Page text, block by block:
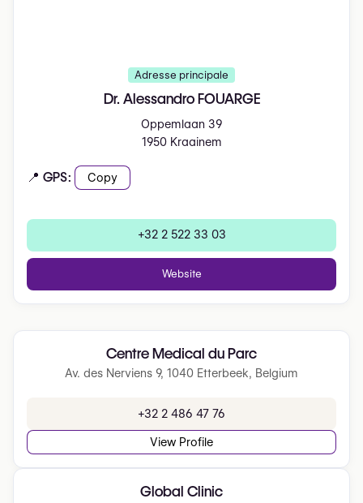
Adresse principale
Dr. Alessandro FOUARGE
Oppemlaan 39
1950 Kraainem
📍 GPS: Copy
+32 2 522 33 03
Website
Centre Medical du Parc
Av. des Nerviens 9, 1040 Etterbeek, Belgium
+32 2 486 47 76
View Profile
Global Clinic